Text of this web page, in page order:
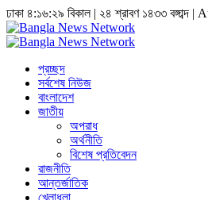
ঢাকা ৪:১৬:৩০ বিকাল| ২৪ শ্রাবণ ১৪৩৩ বঙ্গাব্দ
প্রচ্ছদ
সর্বশেষ নিউজ
বাংলাদেশ
জাতীয়
অপরাধ
অর্থনীতি
বিশেষ প্রতিবেদন
রাজনীতি
আন্তর্জাতিক
খেলাধুলা